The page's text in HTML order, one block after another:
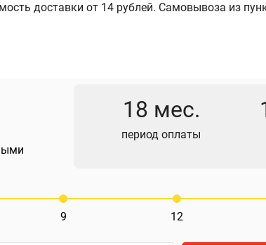
доставки от 14 рублей. Самовывоза из
18 мес.
период оплаты
12
9